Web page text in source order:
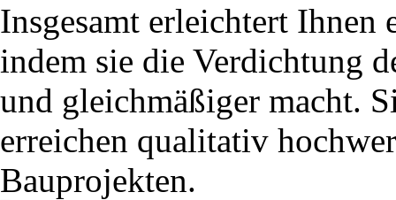
Insgesamt erleichtert Ihnen
indem sie die Verdichtung
und gleichmäßiger macht.
erreichen qualitativ
Bauprojekten.